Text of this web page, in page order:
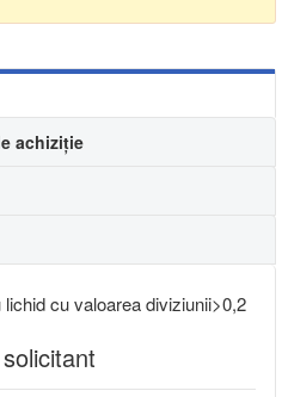
achiziție
cu valoarea diviziunii>0,2